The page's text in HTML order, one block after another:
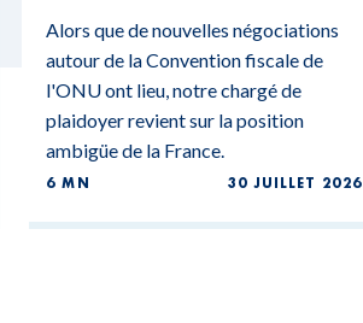
BUDGÉTAIRES
Alors que de nouvelles négociations
autour de la Convention fiscale de
l'ONU ont lieu, notre chargé de
plaidoyer revient sur la position
ambigüe de la France.
6 MN 30 JUILLET 2026